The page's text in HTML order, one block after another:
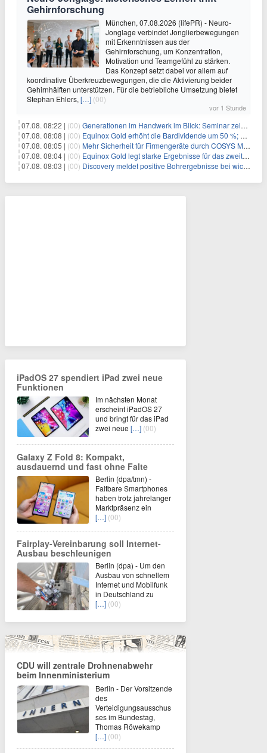
Gehirnforschung
München, 07.08.2026 (lifePR) - Neuro-
Jonglage verbindet Jonglierbewegungen
mit Erkenntnissen aus der
Gehirnforschung, um Konzentration,
Motivation und Teamgefühl zu stärken.
Das Konzept setzt dabei vor allem auf
koordinative Überkreuzbewegungen, die die Aktivierung beider
Gehirnhälften unterstützen. Für die betriebliche Umsetzung bietet
Stephan Ehlers, […] (00)
vor 1 Stunde
07.08. 08:22 | (00) Generationen im Handwerk im Blick: Seminar zeigt praxisnahe Strategien zur Führung
07.08. 08:08 | (00) Equinox Gold erhöht die Bardividende um 50 %; kündigt vierteljährliche Bardividende von 0,0225 US-Dollar pro Stammaktie an
07.08. 08:05 | (00) Mehr Sicherheit für Firmengeräte durch COSYS MDM
07.08. 08:04 | (00) Equinox Gold legt starke Ergebnisse für das zweite Quartal vor
07.08. 08:03 | (00) Discovery meldet positive Bohrergebnisse bei wichtigen Wachstumsprojekten, Ressourcenschätzungen für Dome und TVZ liegen im Zeitplan für Ende 2026
iPadOS 27 spendiert iPad zwei neue
Funktionen
Im nächsten Monat
erscheint iPadOS 27
und bringt für das iPad
zwei neue […] (00)
Galaxy Z Fold 8: Kompakt,
ausdauernd und fast ohne Falte
Berlin (dpa/tmn) -
Faltbare Smartphones
haben trotz jahrelanger
Marktpräsenz ein
[…] (00)
Fairplay-Vereinbarung soll Internet-
Ausbau beschleunigen
Berlin (dpa) - Um den
Ausbau von schnellem
Internet und Mobilfunk
in Deutschland zu
[…] (00)
CDU will zentrale Drohnenabwehr
beim Innenministerium
Berlin - Der Vorsitzende
des
Verteidigungsausschus
ses im Bundestag,
Thomas Röwekamp
[…] (00)